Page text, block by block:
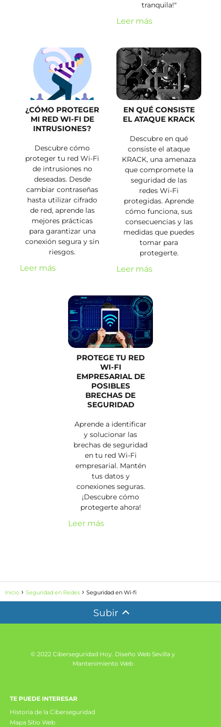
tranquila!"
Leer más
¿CÓMO PROTEGER
MI RED WI-FI DE
INTRUSIONES?
Descubre cómo
proteger tu red Wi-Fi
de intrusiones no
deseadas. Desde
cambiar contraseñas
hasta utilizar cifrado
de red, aprende las
mejores prácticas
para garantizar una
conexión segura y sin
riesgos.
Leer más
EN QUÉ CONSISTE
EL ATAQUE KRACK
Descubre en qué
consiste el ataque
KRACK, una amenaza
que compromete la
seguridad de las
redes Wi-Fi
protegidas. Aprende
cómo funciona, sus
consecuencias y las
medidas que puedes
tomar para
protegerte.
Leer más
PROTEGE TU RED
WI-FI
EMPRESARIAL DE
POSIBLES
BRECHAS DE
SEGURIDAD
Aprende a identificar
y solucionar las
brechas de seguridad
en tu red Wi-Fi
empresarial. Mantén
tus datos y
conexiones seguras.
¡Descubre cómo
protegerte ahora!
Leer más
Inicio Seguridad en Redes Seguridad en Wi-fi
Subir
© 2022 Ciberseguridad Hoy. Diseño Web Sevilla y
Mantenimiento Web
TE PUEDE INTERESAR
Historia de la Ciberseguridad
Mapa Sitio Web